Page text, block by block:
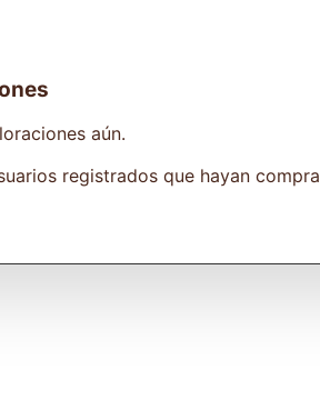
aún.
registrados que hayan